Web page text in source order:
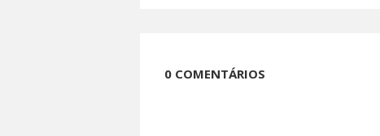
0 COMENTÁRIOS